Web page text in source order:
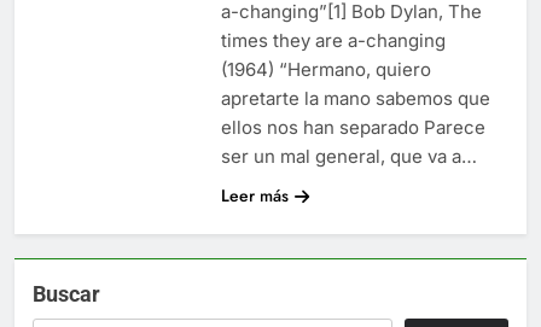
a-changing”[1] Bob Dylan, The
times they are a-changing
(1964) “Hermano, quiero
apretarte la mano sabemos que
ellos nos han separado Parece
ser un mal general, que va a…
Leer más
Buscar